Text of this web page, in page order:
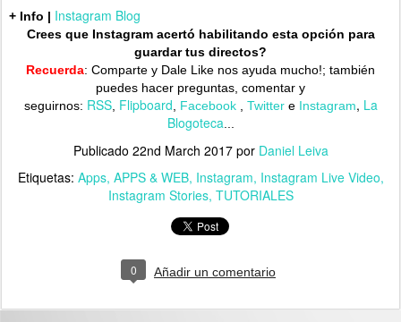
+ Info | Instagram Blog
Crees que Instagram acertó habilitando esta opción para
guardar tus directos?
Recuerda: Comparte y Dale Like nos ayuda mucho!; también
puedes hacer preguntas, comentar y
seguirnos: RSS, Flipboard Facebook Twittere Instagram, La
Blogoteca
Publicado 22nd March 2017por Daniel Leiva
Etiquetas: Apps APPS & WEB Instagram Instagram Live Video
Instagram Stories TUTORIALES
0 Añadir un comentario